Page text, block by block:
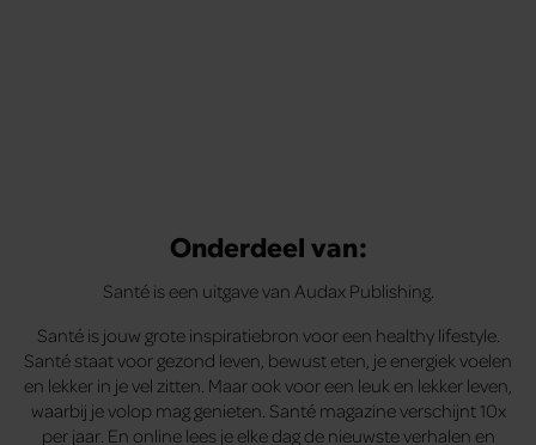
Onderdeel van:
Santé is een uitgave van Audax Publishing.
Santé is jouw grote inspiratiebron voor een healthy lifestyle.
Santé staat voor gezond leven, bewust eten, je energiek voelen
en lekker in je vel zitten. Maar ook voor een leuk en lekker leven,
waarbij je volop mag genieten. Santé magazine verschijnt 10x
per jaar. En online lees je elke dag de nieuwste verhalen en